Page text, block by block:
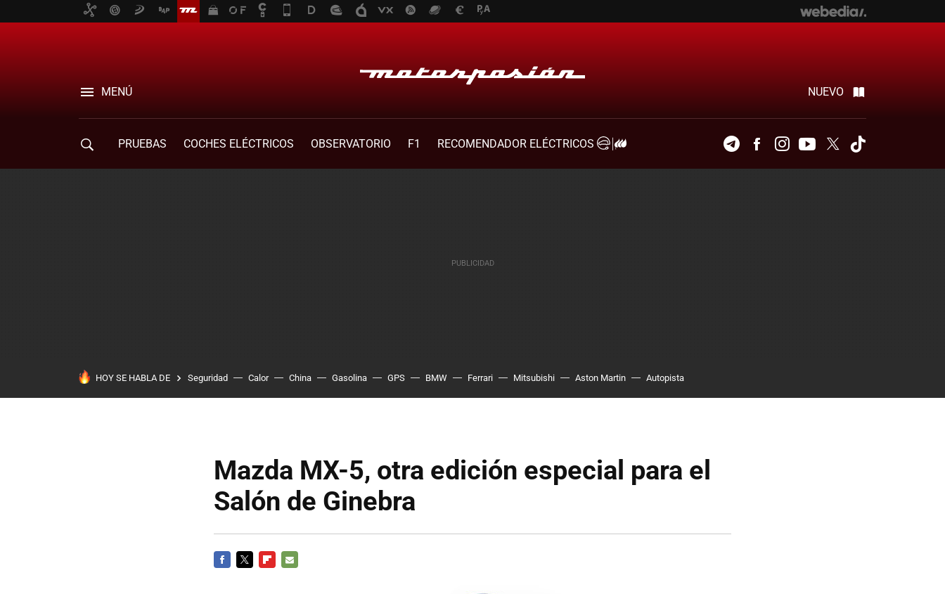
MENÚ NUEVO
PRUEBAS COCHES ELÉCTRICOS OBSERVATORIO F1
RECOMENDADOR ELÉCTRICOS
TelegramFacebookInstagramYoutubeTwitter
HOY SE HABLA DE Seguridad Calor China Gasolina GPS BMW Ferrari Mitsubishi Aston Martin Autopista
Mazda MX-5, otra edición especial para el
Salón de Ginebra